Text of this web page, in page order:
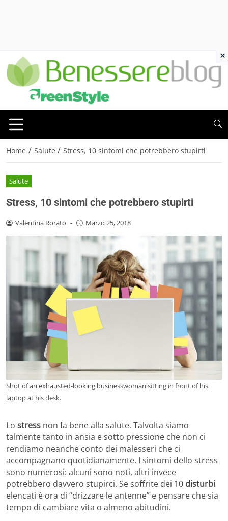
Home / Salute / Stress, 10 sintomi che potrebbero stupirti
Salute
Stress, 10 sintomi che potrebbero stupirti
Valentina Rorato - Marzo 25, 2018
Shot of an exhausted-looking businesswoman sitting in front of his
laptop at his desk.
Lo stress non fa bene alla salute. Talvolta siamo
talmente tanto in ansia e sotto pressione che non ci
rendiamo neanche conto dei malesseri che ci
accompagnano quotidianamente. I sintomi dello stress
sono numerosi: alcuni sono noti, altri invece
potrebbero davvero stupirci. Se soffrite dei 10 disturbi
elencati è ora di “drizzare le antenne” e pensare che sia
tempo di cambiare vita o almeno abitudini.
×